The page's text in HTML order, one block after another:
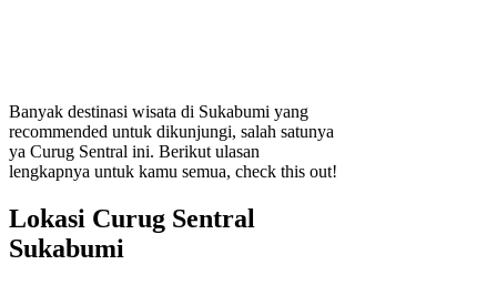
Banyak destinasi wisata di Sukabumi yang
recommended untuk dikunjungi, salah satunya
ya Curug Sentral ini. Berikut ulasan
lengkapnya untuk kamu semua, check this out!
Lokasi Curug Sentral
Sukabumi